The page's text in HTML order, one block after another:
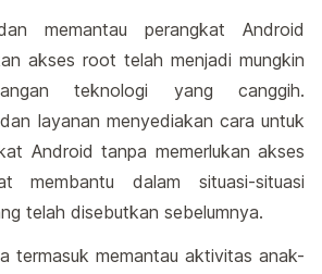
memantau perangkat Android
akses root telah menjadi mungkin
teknologi yang canggih.
layanan menyediakan cara untuk
Android tanpa memerlukan akses
membantu dalam situasi-situasi
telah disebutkan sebelumnya.
termasuk memantau aktivitas anak-